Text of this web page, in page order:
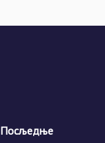
Посљедње